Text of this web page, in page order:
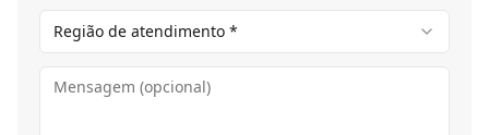
Região de atendimento *